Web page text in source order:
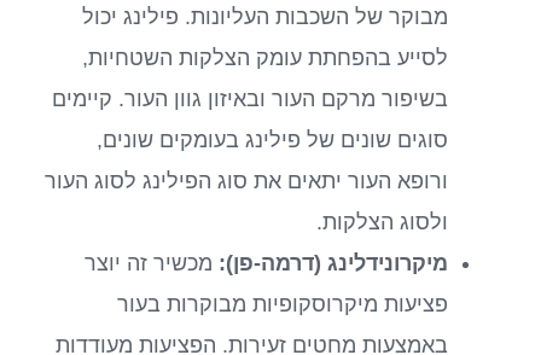
מבוקר של השכבות העליונות. פילינג יכול
לסייע בהפחתת עומק הצלקות השטחיות,
בשיפור מרקם העור ובאיזון גוון העור. קיימים
סוגים שונים של פילינג בעומקים שונים,
ורופא העור יתאים את סוג הפילינג לסוג העור
ולסוג הצלקות.
מיקרונידלינג (דרמה-פן): מכשיר זה יוצר
פציעות מיקרוסקופיות מבוקרות בעור
באמצעות מחטים זעירות. הפציעות מעודדות